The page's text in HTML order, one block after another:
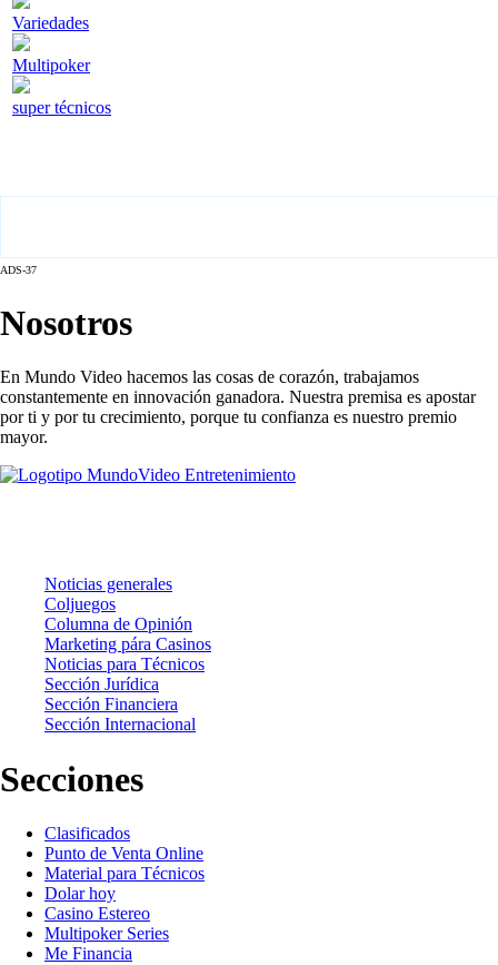
Variedades
Multipoker
super técnicos
ADS-37
Nosotros
En Mundo Video hacemos las cosas de corazón, trabajamos
constantemente en innovación ganadora. Nuestra premisa es apostar
por ti y por tu crecimiento, porque tu confianza es nuestro premio
mayor.
Noticias generales
Coljuegos
Columna de Opinión
Marketing pára Casinos
Noticias para Técnicos
Sección Jurídica
Sección Financiera
Sección Internacional
Secciones
Clasificados
Punto de Venta Online
Material para Técnicos
Dolar hoy
Casino Estereo
Multipoker Series
Me Financia